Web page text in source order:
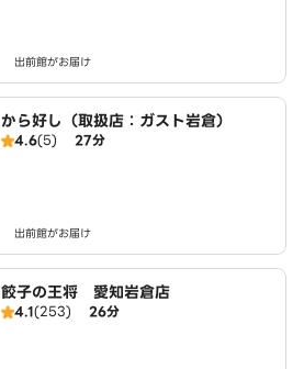
出前館がお届け
から好し（取扱店：ガスト岩倉）
4.6(5) 27分
出前館がお届け
餃子の王将 愛知岩倉店
4.1(253) 26分